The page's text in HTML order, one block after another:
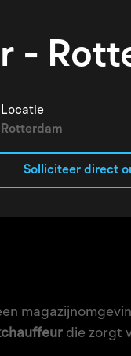
-
Locatie
Rotterdam
Solliciteer direct
die zorgt